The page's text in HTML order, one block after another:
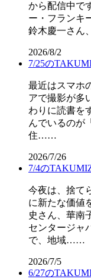
から配信中で
ー・フランキ
鈴木慶一さん
2026/8/2
7/25の
最近はスマホ
アで撮影が多
わりに読書を
んでいるのが
住……
2026/7/26
7/4の
今夜は、捨て
に新たな価値
史さん、華南
センタージャ
で、地域……
2026/7/5
6/27の